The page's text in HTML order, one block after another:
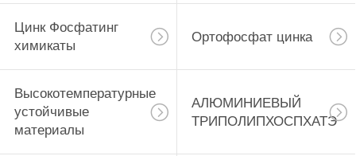
Цинк Фосфатинг
химикаты
Ортофосфат цинка
Высокотемпературные
устойчивые
материалы
АЛЮМИНИЕВЫЙ
ТРИПОЛИПХОСПХАТЭ